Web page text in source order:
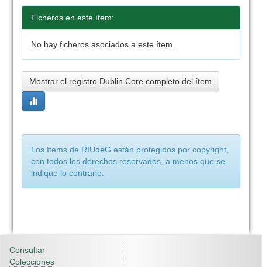
Ficheros en este ítem:
No hay ficheros asociados a este ítem.
Mostrar el registro Dublin Core completo del ítem
Los ítems de RIUdeG están protegidos por copyright,
con todos los derechos reservados, a menos que se
indique lo contrario.
Consultar
Colecciones